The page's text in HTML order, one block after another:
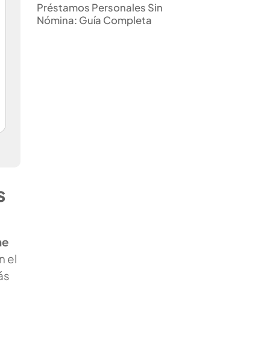
el
Préstamos Personales Sin
Nómina: Guía Completa